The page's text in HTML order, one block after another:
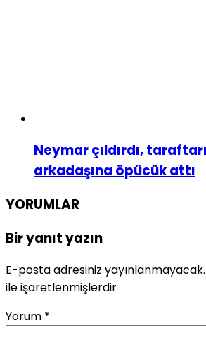
Neymar çıldırdı,
arkadaşına öpücük attı
YORUMLAR
Bir yanıt yazın
E-posta adresiniz yayınlanmayacak.
ile işaretlenmişlerdir
Yorum *